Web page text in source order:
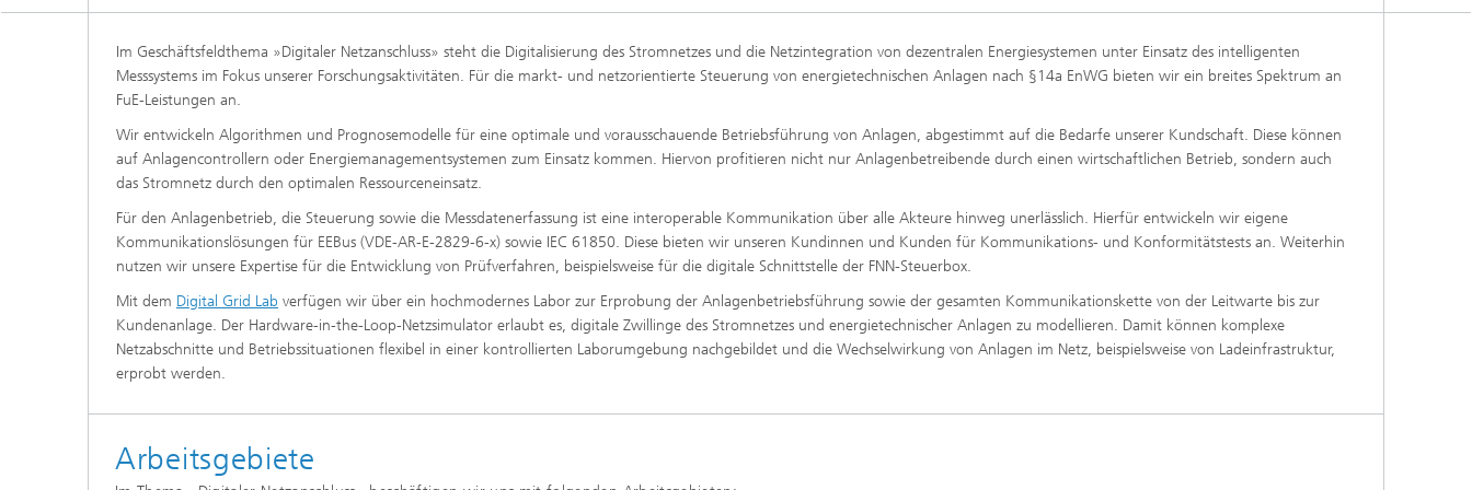
Im Geschäftsfeldthema »Digitaler Netzanschluss» steht die Digitalisierung des Stromnetzes und die Netzintegration von dezentralen Energiesystemen unter Einsatz des intelligenten
Messsystems im Fokus unserer Forschungsaktivitäten. Für die markt- und netzorientierte Steuerung von energietechnischen Anlagen nach §14a EnWG bieten wir ein breites Spektrum an
FuE-Leistungen an.
Wir entwickeln Algorithmen und Prognosemodelle für eine optimale und vorausschauende Betriebsführung von Anlagen, abgestimmt auf die Bedarfe unserer Kundschaft. Diese können
auf Anlagencontrollern oder Energiemanagementsystemen zum Einsatz kommen. Hiervon profitieren nicht nur Anlagenbetreibende durch einen wirtschaftlichen Betrieb, sondern auch
das Stromnetz durch den optimalen Ressourceneinsatz.
Für den Anlagenbetrieb, die Steuerung sowie die Messdatenerfassung ist eine interoperable Kommunikation über alle Akteure hinweg unerlässlich. Hierfür entwickeln wir eigene
Kommunikationslösungen für EEBus (VDE-AR-E-2829-6-x) sowie IEC 61850. Diese bieten wir unseren Kundinnen und Kunden für Kommunikations- und Konformitätstests an. Weiterhin
nutzen wir unsere Expertise für die Entwicklung von Prüfverfahren, beispielsweise für die digitale Schnittstelle der FNN-Steuerbox.
Mit dem Digital Grid Lab verfügen wir über ein hochmodernes Labor zur Erprobung der Anlagenbetriebsführung sowie der gesamten Kommunikationskette von der Leitwarte bis zur
Kundenanlage. Der Hardware-in-the-Loop-Netzsimulator erlaubt es, digitale Zwillinge des Stromnetzes und energietechnischer Anlagen zu modellieren. Damit können komplexe
Netzabschnitte und Betriebssituationen flexibel in einer kontrollierten Laborumgebung nachgebildet und die Wechselwirkung von Anlagen im Netz, beispielsweise von Ladeinfrastruktur,
erprobt werden.
Arbeitsgebiete